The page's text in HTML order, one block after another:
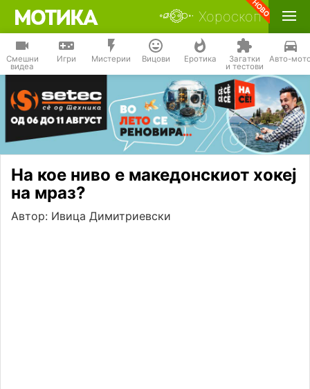
Хороскоп
Смешни
видеа
Игри Мистерии Вицови Еротика Загатки
и тестови
Авто-
На кое ниво е македонскиот хокеј
на мраз?
Автор: Ивица Димитриевски